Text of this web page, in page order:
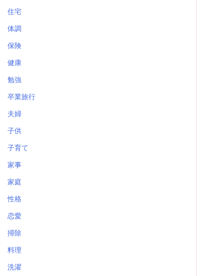
住宅
体調
保険
健康
勉強
卒業旅行
夫婦
子供
子育て
家事
家庭
性格
恋愛
掃除
料理
洗濯